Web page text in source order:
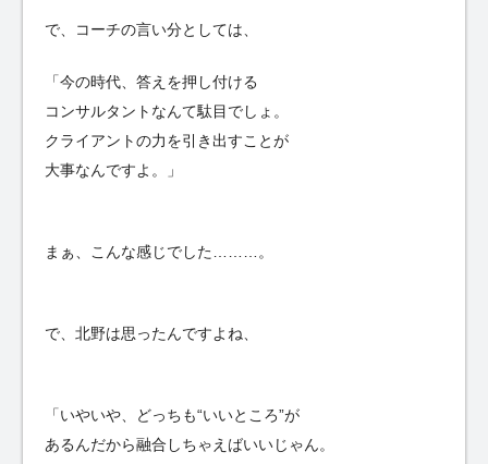
で、コーチの言い分としては、
「今の時代、答えを押し付ける
コンサルタントなんて駄目でしょ。
クライアントの力を引き出すことが
大事なんですよ。」
まぁ、こんな感じでした………。
で、北野は思ったんですよね、
「いやいや、どっちも“いいところ”が
あるんだから融合しちゃえばいいじゃん。